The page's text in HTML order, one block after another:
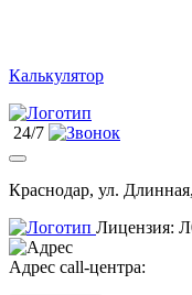
Калькулятор
24/7
Краснодар, ул.
Лицензия:
Адрес call-центра: